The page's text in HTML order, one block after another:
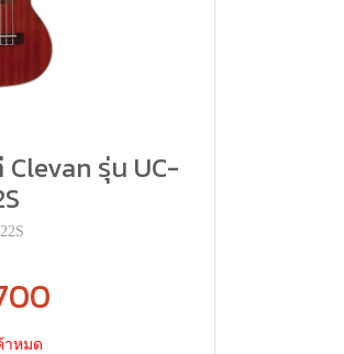
Clevan รุ่น UC-
าหมด